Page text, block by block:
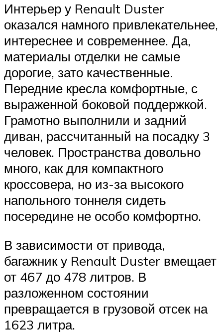
Интерьер у Renault Duster
оказался намного привлекательнее,
интереснее и современнее. Да,
материалы отделки не самые
дорогие, зато качественные.
Передние кресла комфортные, с
выраженной боковой поддержкой.
Грамотно выполнили и задний
диван, рассчитанный на посадку 3
человек. Пространства довольно
много, как для компактного
кроссовера, но из-за высокого
напольного тоннеля сидеть
посередине не особо комфортно.
В зависимости от привода,
багажник у Renault Duster вмещает
от 467 до 478 литров. В
разложенном состоянии
превращается в грузовой отсек на
1623 литра.